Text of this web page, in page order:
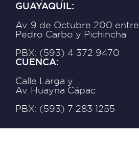
GUAYAQUIL:
Av. 9 de Octubre 200 entre
Pedro Carbo y Pichincha
PBX: (593) 4 372 9470
CUENCA:
Calle Larga y
Av. Huayna Cápac
PBX: (593) 7 283 1255